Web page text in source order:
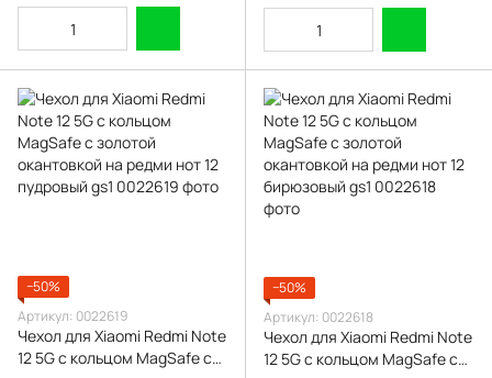
−50%
Артикул: 0022619
Чехол для Xiaomi Redmi Note
12 5G с кольцом MagSafe с
−50%
Артикул: 0022618
Чехол для Xiaomi Redmi Note
12 5G с кольцом MagSafe с